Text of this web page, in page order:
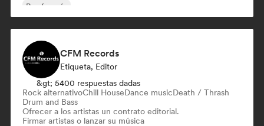
Rap francés
CFM Records
Etiqueta, Editor
&gt; 5400 respuestas dadas
Rock alternativoChill HouseDance musicDeath / Thrash
Drum and Bass
Ofrecer a los artistas un contrato editorial.
Firmar artistas o lanzar su música